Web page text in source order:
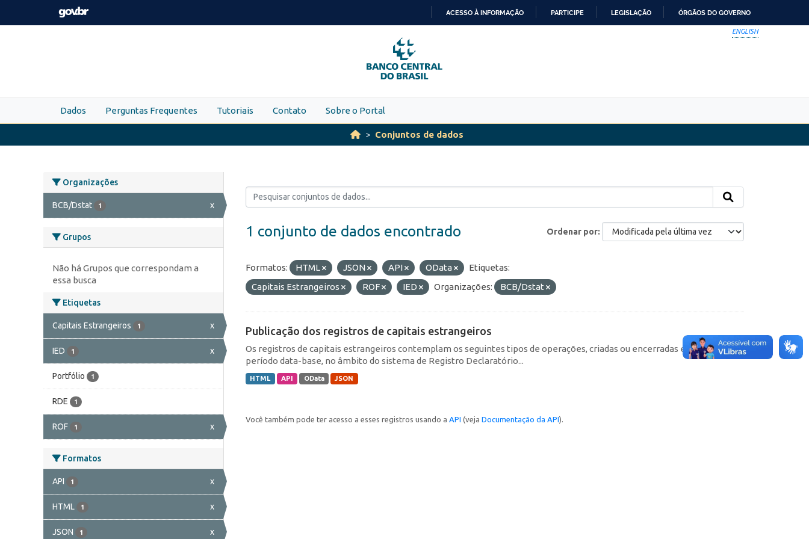
Skip to main content
PARA
O
CONTEÚDO
ACESSO À INFORMAÇÃO PARTICIPE LEGISLAÇÃO ÓRGÃOS DO GOVERNO
ENGLISH
Dados Perguntas Frequentes Tutoriais Contato Sobre o Portal
Conjuntos de dados
Organizações
BCB/Dstat 1 x
Grupos
Não há Grupos que correspondam a
essa busca
Etiquetas
Capitais Estrangeiros 1 x
IED 1 x
Portfólio 1
RDE 1
ROF 1 x
Formatos
API 1 x
HTML 1 x
JSON 1 x
Ordenar por
1 conjunto de dados encontrado
Formatos: HTML JSON API OData
Etiquetas:
Capitais Estrangeiros
ROF IED Organizações: BCB/Dstat
Publicação dos registros de capitais estrangeiros
Os registros de capitais estrangeiros contemplam os seguintes tipos de operações, criadas ou encerradas em cada
período data-base, no âmbito do sistema de Registro Declaratório...
HTML API OData JSON
Você também pode ter acesso a esses registros usando a API (veja Documentação da API).